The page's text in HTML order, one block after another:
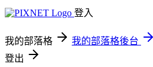
登入
我的部落格 我的部落格後台
登出